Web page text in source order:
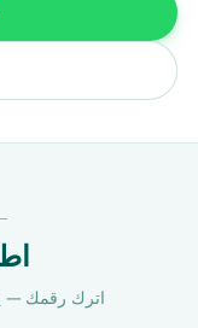
اترك رقمك —